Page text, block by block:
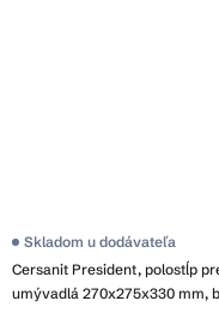
Cersanit President, polostĺp
umývadlá 270x275x330 mm,
Skladom u dodávateľa